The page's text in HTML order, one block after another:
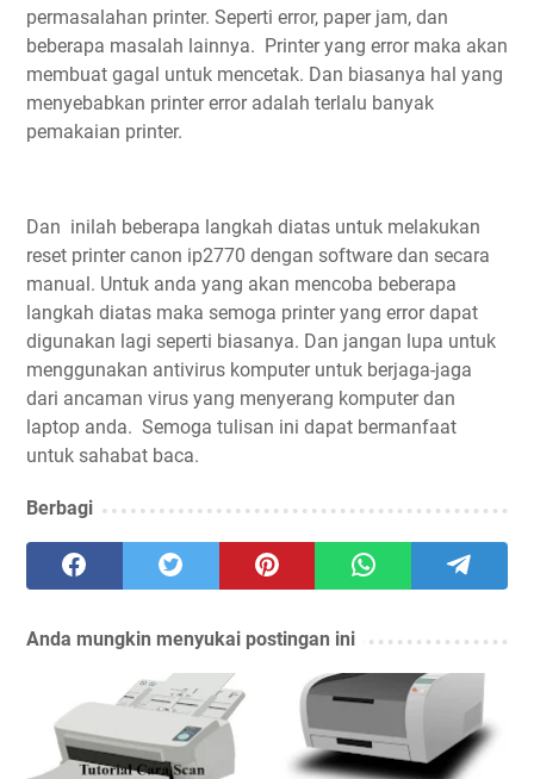
permasalahan printer. Seperti error, paper jam, dan
beberapa masalah lainnya. Printer yang error maka akan
membuat gagal untuk mencetak. Dan biasanya hal yang
menyebabkan printer error adalah terlalu banyak
pemakaian printer.
Dan inilah beberapa langkah diatas untuk melakukan
reset printer canon ip2770 dengan software dan secara
manual. Untuk anda yang akan mencoba beberapa
langkah diatas maka semoga printer yang error dapat
digunakan lagi seperti biasanya. Dan jangan lupa untuk
menggunakan antivirus komputer untuk berjaga-jaga
dari ancaman virus yang menyerang komputer dan
laptop anda. Semoga tulisan ini dapat bermanfaat
untuk sahabat baca.
Berbagi
Anda mungkin menyukai postingan ini